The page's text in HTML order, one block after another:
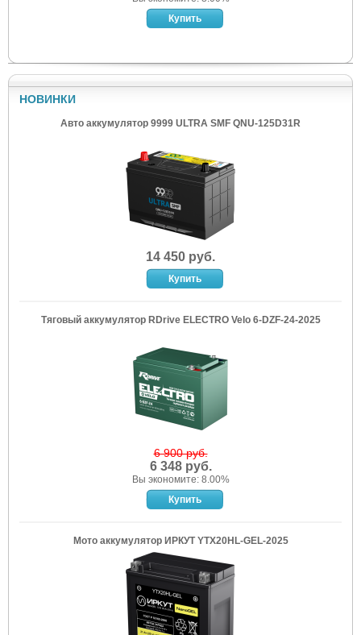
НОВИНКИ
Авто аккумулятор 9999 ULTRA SMF QNU-125D31R
14 450 руб.
Тяговый аккумулятор RDrive ELECTRO Velo 6-DZF-24-2025
6 900 руб.
6 348 руб.
Вы экономите: 8.00%
Мото аккумулятор ИРКУТ YTX20HL-GEL-2025